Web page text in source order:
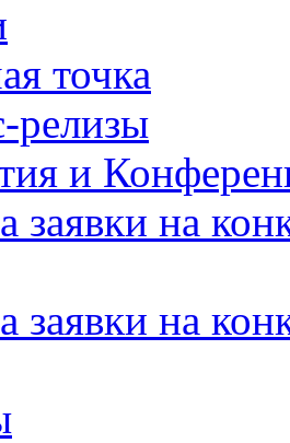
точка
релизы
и
заявки на
заявки на